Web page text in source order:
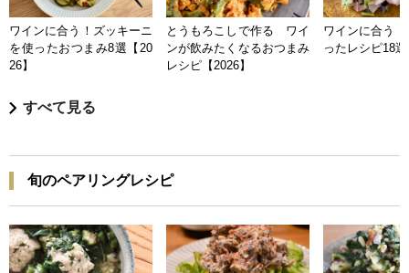
ワインに合う！ズッキーニ
を使ったおつまみ8選【20
26】
とうもろこしで作る ワイ
ンが飲みたくなるおつまみ
レシピ【2026】
ワインに合う
ったレシピ18
すべて見る
旬のペアリングレシピ